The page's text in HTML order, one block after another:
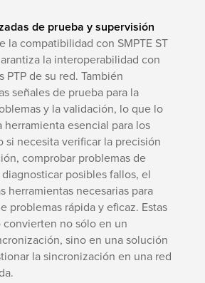
de prueba y supervisión
la compatibilidad con SMPTE ST
la interoperabilidad con
PTP de su red. También
señales de prueba para la
y la validación, lo que lo
esencial para los
si necesita verificar la precisión
comprobar problemas de
posibles fallos, el
herramientas necesarias para
problemas rápida y eficaz. Estas
convierten no sólo en un
sino en una solución
la sincronización en una red